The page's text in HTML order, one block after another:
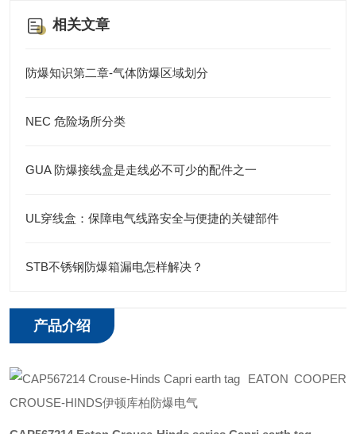
相关文章
防爆知识第二章-气体防爆区域划分
NEC 危险场所分类
GUA 防爆接线盒是走线必不可少的配件之一
UL穿线盒：保障电气线路安全与便捷的关键部件
STB不锈钢防爆箱漏电怎样解决？
产品介绍
EATON COOPER
CROUSE-HINDS伊顿库柏防爆电气